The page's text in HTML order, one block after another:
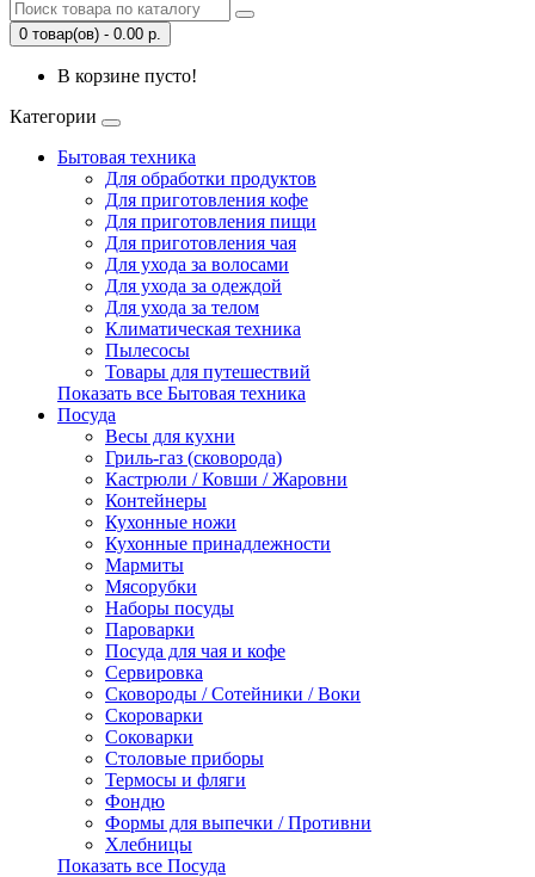
0 товар(ов) - 0.00 р.
В корзине пусто!
Категории
Бытовая техника
Для обработки продуктов
Для приготовления кофе
Для приготовления пищи
Для приготовления чая
Для ухода за волосами
Для ухода за одеждой
Для ухода за телом
Климатическая техника
Пылесосы
Товары для путешествий
Показать все Бытовая техника
Посуда
Весы для кухни
Гриль-газ (сковорода)
Кастрюли / Ковши / Жаровни
Контейнеры
Кухонные ножи
Кухонные принадлежности
Мармиты
Мясорубки
Наборы посуды
Пароварки
Посуда для чая и кофе
Сервировка
Сковороды / Сотейники / Воки
Скороварки
Соковарки
Столовые приборы
Термосы и фляги
Фондю
Формы для выпечки / Противни
Хлебницы
Показать все Посуда